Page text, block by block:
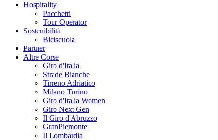
Hospitality
Pacchetti
Tour Operator
Sostenibilità
Biciscuola
Partner
Altre Corse
Giro d'Italia
Strade Bianche
Tirreno Adriatico
Milano-Torino
Giro d'Italia Women
Giro Next Gen
Il Giro d'Abruzzo
GranPiemonte
Il Lombardia